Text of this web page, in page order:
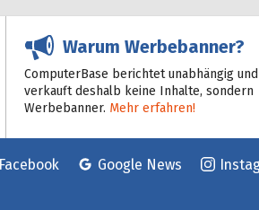
Warum Werbebanner?
ComputerBase berichtet unabhängig und
verkauft deshalb keine Inhalte, sondern
Werbebanner. Mehr erfahren!
Facebook Google News